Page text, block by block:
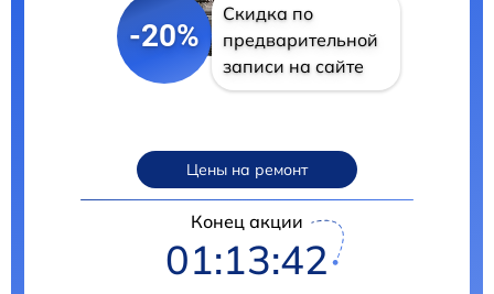
-20%
Скидка по
предварительной
записи на сайте
Цены на ремонт
Конец акции
01:13:41